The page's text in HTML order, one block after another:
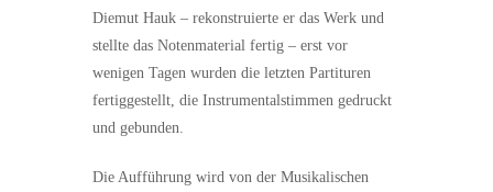
Diemut Hauk – rekonstruierte er das Werk und
stellte das Notenmaterial fertig – erst vor
wenigen Tagen wurden die letzten Partituren
fertiggestellt, die Instrumentalstimmen gedruckt
und gebunden.
Die Aufführung wird von der Musikalischen